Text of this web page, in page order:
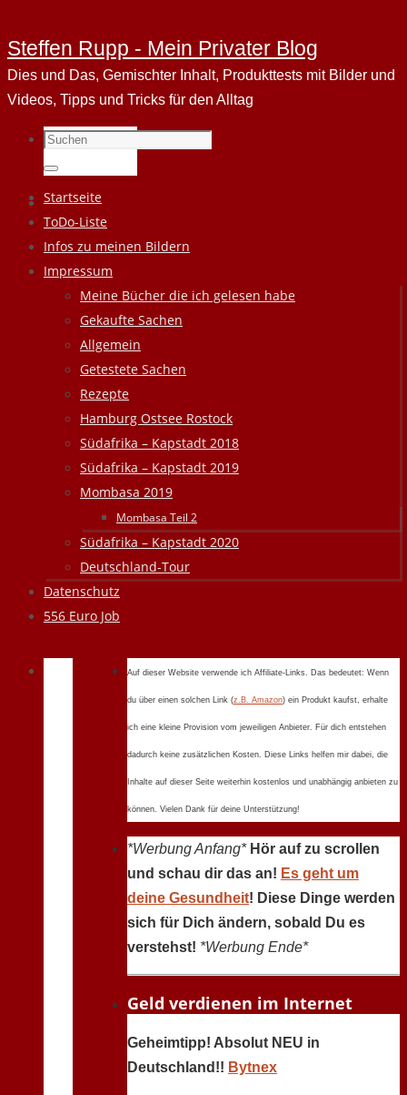
Steffen Rupp - Mein Privater Blog
Dies und Das, Gemischter Inhalt, Produkttests mit Bilder und
Videos, Tipps und Tricks für den Alltag
Suchen
nach:
Suchen
Zum
Inhalt
springen
Startseite
ToDo-Liste
Infos zu meinen Bildern
Impressum
Meine Bücher die ich gelesen habe
Gekaufte Sachen
Allgemein
Getestete Sachen
Rezepte
Hamburg Ostsee Rostock
Südafrika – Kapstadt 2018
Südafrika – Kapstadt 2019
Mombasa 2019
Mombasa Teil 2
Südafrika – Kapstadt 2020
Deutschland-Tour
Datenschutz
556 Euro Job
Auf dieser Website verwende ich Affiliate-Links. Das bedeutet: Wenn
du über einen solchen Link (z.B. Amazon) ein Produkt kaufst, erhalte
ich eine kleine Provision vom jeweiligen Anbieter. Für dich entstehen
dadurch keine zusätzlichen Kosten. Diese Links helfen mir dabei, die
Inhalte auf dieser Seite weiterhin kostenlos und unabhängig anbieten zu
können. Vielen Dank für deine Unterstützung!
*Werbung Anfang* Hör auf zu scrollen
und schau dir das an! Es geht um
deine Gesundheit! Diese Dinge werden
sich für Dich ändern, sobald Du es
verstehst! *Werbung Ende*
Geld verdienen im Internet
Geheimtipp! Absolut NEU in
Deutschland!! Bytnex